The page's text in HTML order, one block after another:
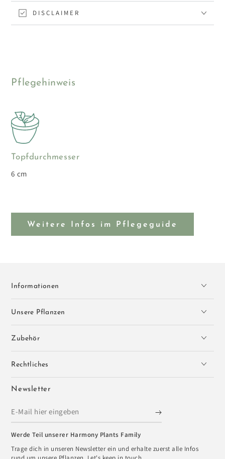
DISCLAIMER
Pflegehinweis
Topfdurchmesser
6 cm
Weitere Infos im Pflegeguide
Informationen
Unsere Pflanzen
Zubehör
Rechtliches
Newsletter
E-
Mail
hier
Werde Teil unserer Harmony Plants Family
Trage dich in unseren Newsletter ein und erhalte zuerst alle Infos